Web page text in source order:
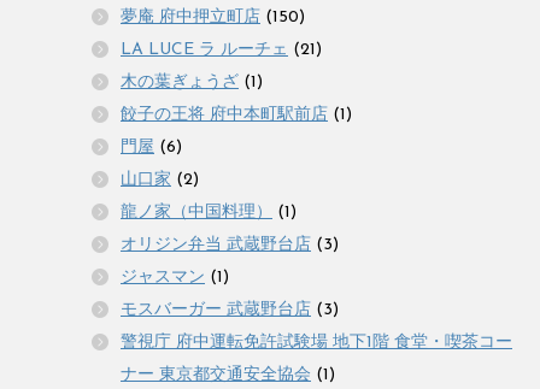
夢庵 府中押立町店 (150)
LA LUCE ラ ルーチェ (21)
木の葉ぎょうざ (1)
餃子の王将 府中本町駅前店 (1)
門屋 (6)
山口家 (2)
龍ノ家（中国料理）
(1)
オリジン弁当 武蔵野台店 (3)
ジャスマン (1)
モスバーガー 武蔵野台店 (3)
警視庁 府中運転免許試験場 地下1階 食堂・喫茶コー
ナー 東京都交通安全協会 (1)